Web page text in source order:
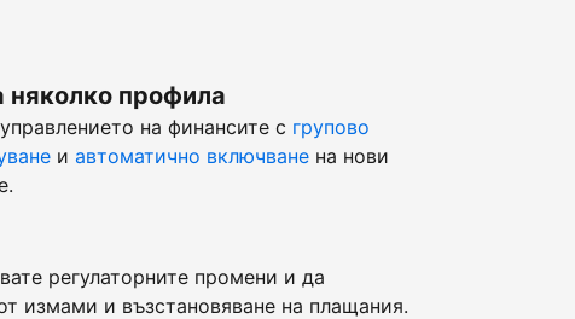
няколко профила
на финансите с групово
и автоматично включване на нови
регулаторните промени и да
измами и възстановяване на плащания.